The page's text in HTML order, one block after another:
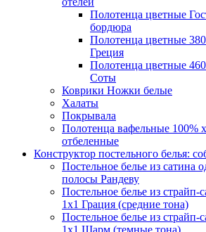
Полотенца цветные
бордюра
Полотенца цветные
Греция
Полотенца цветные
Соты
Коврики Ножки белые
Халаты
Покрывала
Полотенца вафельные 100%
отбеленные
Конструктор постельного белья:
Постельное белье из сатина
полосы Рандеву
Постельное белье из страйп-
1х1 Грация (средние тона)
Постельное белье из страйп-
1х1 Шарм (темные тона)